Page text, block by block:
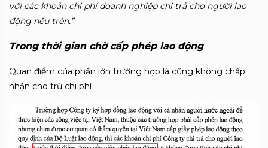
với các khoản chi phí doanh nghiệp chi trả cho người lao
động nêu trên.”
Trong thời gian chờ cấp phép lao động
Quan điểm của phần lớn trường hợp là cũng không chấp
nhận cho trừ chi phí